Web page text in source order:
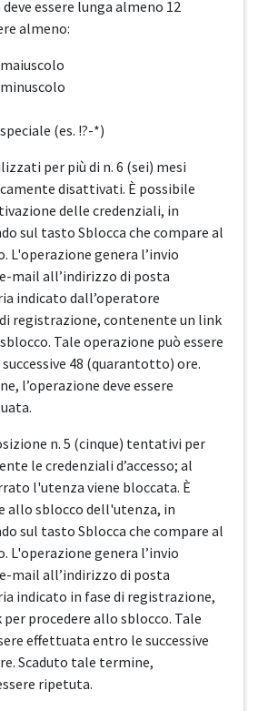
essere lunga almeno 12
almeno:
(es. !?-*)
per più di n. 6 (sei) mesi
disattivati. È possibile
delle credenziali, in
sul tasto Sblocca che compare al
L'operazione genera l’invio
mail all’indirizzo di posta
indicato dall’operatore
registrazione, contenente un link
Tale operazione può essere
48 (quarantotto) ore.
l’operazione deve essere
n. 5 (cinque) tentativi per
le credenziali d’accesso; al
l'utenza viene bloccata. È
allo sblocco dell'utenza, in
sul tasto Sblocca che compare al
L'operazione genera l’invio
mail all’indirizzo di posta
indicato in fase di registrazione,
procedere allo sblocco. Tale
effettuata entro le successive
Scaduto tale termine,
ripetuta.